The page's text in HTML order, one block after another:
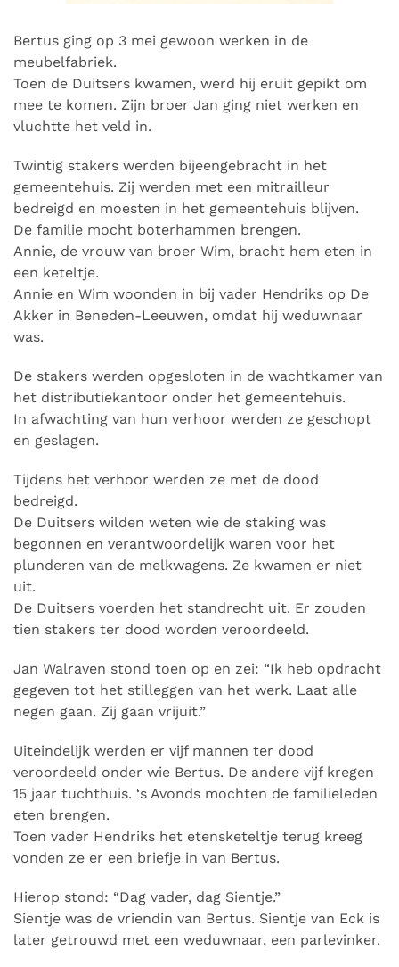
Bertus ging op 3 mei gewoon werken in de
meubelfabriek.
Toen de Duitsers kwamen, werd hij eruit gepikt om
mee te komen. Zijn broer Jan ging niet werken en
vluchtte het veld in.
Twintig stakers werden bijeengebracht in het
gemeentehuis. Zij werden met een mitrailleur
bedreigd en moesten in het gemeentehuis blijven.
De familie mocht boterhammen brengen.
Annie, de vrouw van broer Wim, bracht hem eten in
een keteltje.
Annie en Wim woonden in bij vader Hendriks op De
Akker in Beneden-Leeuwen, omdat hij weduwnaar
was.
De stakers werden opgesloten in de wachtkamer van
het distributiekantoor onder het gemeentehuis.
In afwachting van hun verhoor werden ze geschopt
en geslagen.
Tijdens het verhoor werden ze met de dood
bedreigd.
De Duitsers wilden weten wie de staking was
begonnen en verantwoordelijk waren voor het
plunderen van de melkwagens. Ze kwamen er niet
uit.
De Duitsers voerden het standrecht uit. Er zouden
tien stakers ter dood worden veroordeeld.
Jan Walraven stond toen op en zei: “Ik heb opdracht
gegeven tot het stilleggen van het werk. Laat alle
negen gaan. Zij gaan vrijuit.”
Uiteindelijk werden er vijf mannen ter dood
veroordeeld onder wie Bertus. De andere vijf kregen
15 jaar tuchthuis. ‘s Avonds mochten de familieleden
eten brengen.
Toen vader Hendriks het etensketeltje terug kreeg
vonden ze er een briefje in van Bertus.
Hierop stond: “Dag vader, dag Sientje.”
Sientje was de vriendin van Bertus. Sientje van Eck is
later getrouwd met een weduwnaar, een parlevinker.